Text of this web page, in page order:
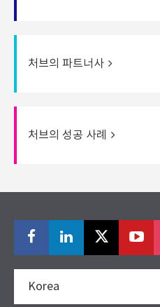
처브의 파트너사
처브의 성공 사례
Korea